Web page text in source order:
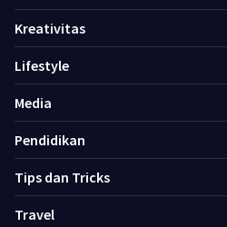
Kreativitas
Lifestyle
Media
Pendidikan
Tips dan Tricks
Travel